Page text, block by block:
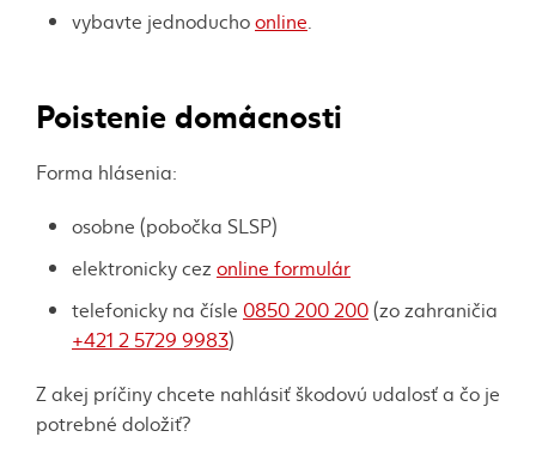
vybavte jednoduchoonline
Poistenie domácnosti
Forma hlásenia:
osobne (pobočka SLSP)
elektronicky cez online formulár
telefonicky na čísle 0850 200 200(zo zahraničia
+421 2 5729 9983)
Z akej príčiny chcete nahlásiť škodovú udalosť a čo je
potrebné doložiť?